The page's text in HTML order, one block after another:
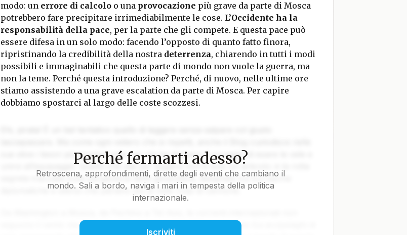
modo: un errore di calcoloo unaprovocazione più grave da parte di Mosca
potrebbero fare precipitare irrimediabilmente le cose. L’Occidente ha la
responsabilità della pace, per la parte che gli compete. E questa pace può
essere difesa in un solo modo: facendo l’opposto di quanto fatto finora,
ripristinando la credibilità della nostra deterrenza, chiarendo in tutti i modi
possibili e immaginabili che questa parte di mondo non vuole la guerra, ma
non la teme. Perché questa introduzione? Perché, di nuovo, nelle ultime ore
stiamo assistendo a una grave escalation da parte di Mosca. Per capire
dobbiamo spostarci al largo delle coste scozzesi.
sue stive i tesori più preziosi solo per chi ha davvero il coraggio di issare le vele e
unirsi all’equipaggio. Quello che stai per leggere non è solo un articolo: è la rotta
segreta tracciata sulla pergamena della geopolitica, disegnata tra burrasche
diplomatiche e silenzi che parlano più di mille colpi di cannone.
seguono il vento ma il calcolo. Gli ammiragli della Terra navigano tra arcipelaghi di
Perché fermarti adesso?
Retroscena, approfondimenti, dirette degli eventi che cambiano il
mondo. Sali a bordo, naviga i mari in tempesta della politica
internazionale.
Iscriviti